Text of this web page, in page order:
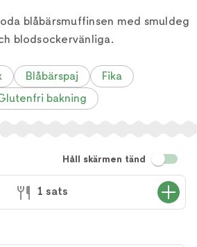
blåbärsmuffinsen med smuldeg
blodsockervänliga.
Blåbärspaj
Fika
bakning
Håll skärmen tänd
1 sats